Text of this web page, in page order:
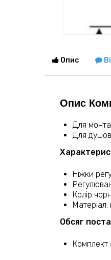
Опис
Опис
Для
Для
Ніжки
Колір
Обсяг
Комплект